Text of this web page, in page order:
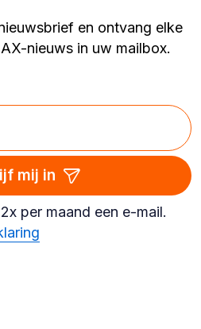
en ontvang elke
nieuws in uw mailbox.
mij in
per maand een e-mail.